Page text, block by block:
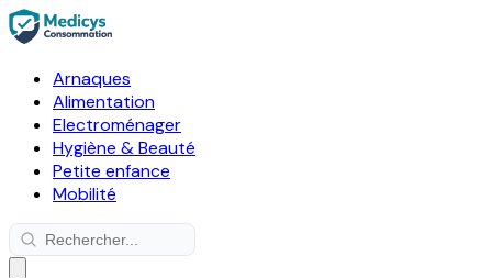
Arnaques
Alimentation
Electroménager
Hygiène & Beauté
Petite enfance
Mobilité